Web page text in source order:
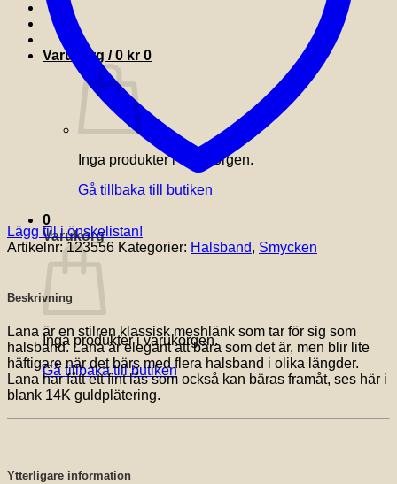
Varukorg /0 kr 0
Inga produkter i varukorgen.
Gå tillbaka till butiken
0
Varukorg
Inga produkter i varukorgen.
Gå tillbaka till butiken
Lägg till i önskelistan!
Artikelnr:123556 Kategorier: Halsband, Smycken
Beskrivning
Lana är en stilren klassisk meshlänk som tar för sig som
halsband. Lana är elegant att bära som det är, men blir lite
häftigare när det bärs med flera halsband i olika längder.
Lana har fått ett fint lås som också kan bäras framåt, ses här i
blank 14K guldplätering.
Ytterligare information